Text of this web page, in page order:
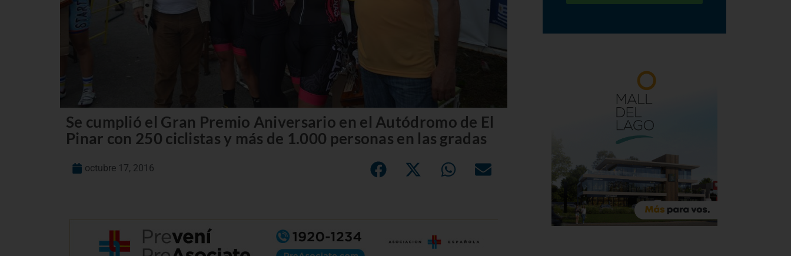
Se cumplió el Gran Premio Aniversario en el Autódromo de El
Pinar con 250 ciclistas y más de 1.000 personas en las gradas
octubre 17, 2016